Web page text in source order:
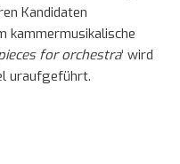
Kandidaten
kammermusikalische
for orchestra‘ wird
uraufgeführt.